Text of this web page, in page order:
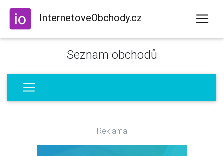
InternetoveObchody.cz
Seznam obchodů
Reklama